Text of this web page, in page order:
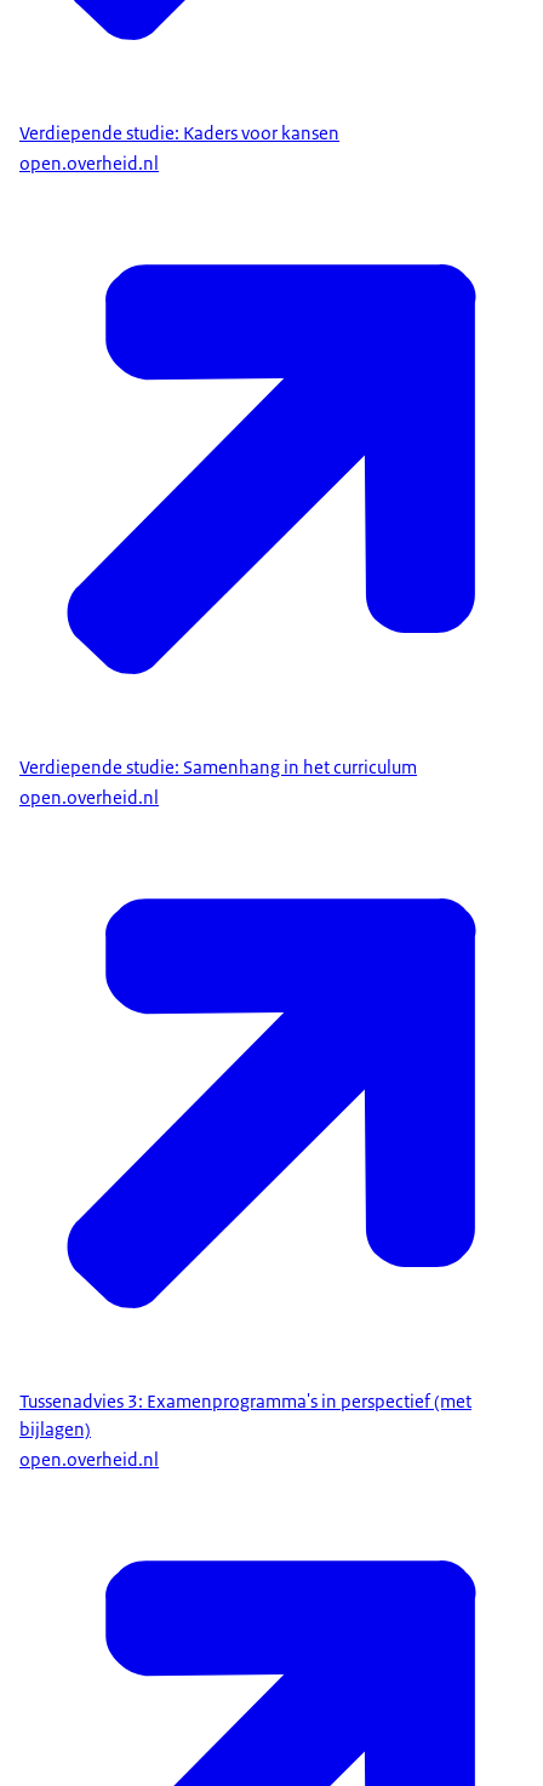
Verdiepende studie: Kaders voor kansen
open.overheid.nl
Verdiepende studie: Samenhang in het curriculum
open.overheid.nl
Tussenadvies 3: Examenprogramma's in perspectief (met
bijlagen)
open.overheid.nl